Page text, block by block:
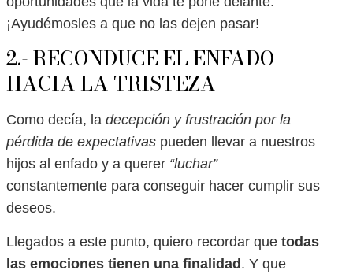
¡Ayudémosles a que no las dejen pasar!
2.- RECONDUCE EL ENFADO
HACIA LA TRISTEZA
Como decía, la decepción y frustración por la
pérdida de expectativas pueden llevar a nuestros
hijos al enfado y a querer “luchar”
constantemente para conseguir hacer cumplir sus
deseos.
Llegados a este punto, quiero recordar que todas
las emociones tienen una finalidad. Y que